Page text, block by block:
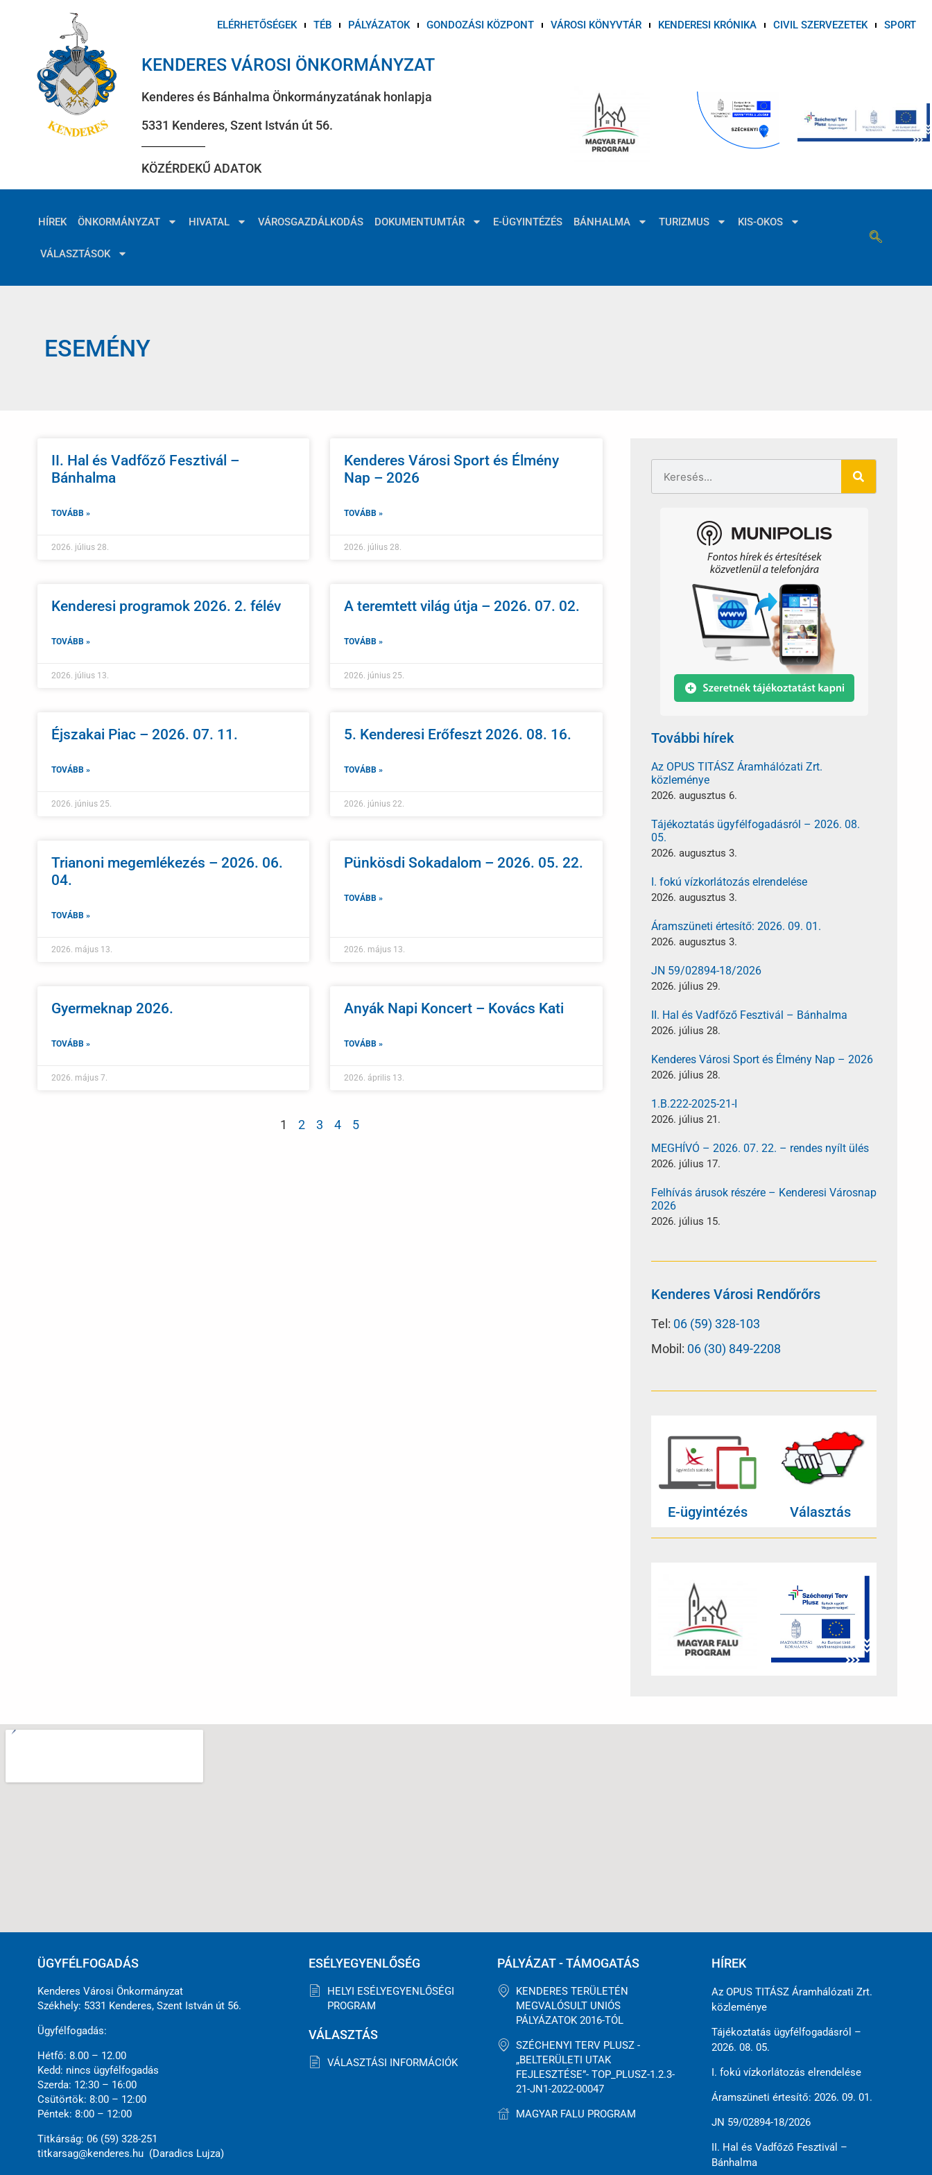
ELÉRHETŐSÉGEK TÉB PÁLYÁZATOK GONDOZÁSI KÖZPONT VÁROSI KÖNYVTÁR KENDERESI KRÓNIKA CIVIL SZERVEZETEK SPORT
KENDERES VÁROSI ÖNKORMÁNYZAT
Kenderes és Bánhalma Önkormányzatának honlapja
5331 Kenderes, Szent István út 56.
KÖZÉRDEKŰ ADATOK
HÍREK ÖNKORMÁNYZAT HIVATAL VÁROSGAZDÁLKODÁS DOKUMENTUMTÁR E-ÜGYINTÉZÉS BÁNHALMA TURIZMUS KIS-OKOS
VÁLASZTÁSOK
ESEMÉNY
II. Hal és Vadfőző Fesztivál –
Bánhalma
TOVÁBB »
2026. július 28.
Kenderes Városi Sport és Élmény
Nap – 2026
TOVÁBB »
2026. július 28.
Kenderesi programok 2026. 2. félév
TOVÁBB »
2026. július 13.
A teremtett világ útja – 2026. 07. 02.
TOVÁBB »
2026. június 25.
Éjszakai Piac – 2026. 07. 11.
TOVÁBB »
2026. június 25.
5. Kenderesi Erőfeszt 2026. 08. 16.
TOVÁBB »
2026. június 22.
Trianoni megemlékezés – 2026. 06.
04.
TOVÁBB »
2026. május 13.
Pünkösdi Sokadalom – 2026. 05. 22.
TOVÁBB »
2026. május 13.
Gyermeknap 2026.
TOVÁBB »
2026. május 7.
Anyák Napi Koncert – Kovács Kati
TOVÁBB »
2026. április 13.
1 2 3 4 5
További hírek
Az OPUS TITÁSZ Áramhálózati Zrt.
közleménye
2026. augusztus 6.
Tájékoztatás ügyfélfogadásról – 2026. 08.
05.
2026. augusztus 3.
I. fokú vízkorlátozás elrendelése
2026. augusztus 3.
Áramszüneti értesítő: 2026. 09. 01.
2026. augusztus 3.
JN 59/02894-18/2026
2026. július 29.
II. Hal és Vadfőző Fesztivál – Bánhalma
2026. július 28.
Kenderes Városi Sport és Élmény Nap – 2026
2026. július 28.
1.B.222-2025-21-I
2026. július 21.
MEGHÍVÓ – 2026. 07. 22. – rendes nyílt ülés
2026. július 17.
Felhívás árusok részére – Kenderesi Városnap
2026
2026. július 15.
Kenderes Városi Rendőrőrs
Tel: 06 (59) 328-103
Mobil: 06 (30) 849-2208
E-ügyintézés Választás
ÜGYFÉLFOGADÁS
Kenderes Városi Önkormányzat
Székhely: 5331 Kenderes, Szent István út 56.
Ügyfélfogadás:
Hétfő: 8.00 – 12.00
Kedd: nincs ügyfélfogadás
Szerda: 12:30 – 16:00
Csütörtök: 8:00 – 12:00
Péntek: 8:00 – 12:00
Titkárság: 06 (59) 328-251
titkarsag@kenderes.hu (Daradics Lujza)
ESÉLYEGYENLŐSÉG
HELYI ESÉLYEGYENLŐSÉGI
PROGRAM
VÁLASZTÁS
VÁLASZTÁSI INFORMÁCIÓK
PÁLYÁZAT - TÁMOGATÁS
KENDERES TERÜLETÉN
MEGVALÓSULT UNIÓS
PÁLYÁZATOK 2016-TÓL
SZÉCHENYI TERV PLUSZ -
„BELTERÜLETI UTAK
FEJLESZTÉSE”- TOP_PLUSZ-1.2.3-
21-JN1-2022-00047
MAGYAR FALU PROGRAM
HÍREK
Az OPUS TITÁSZ Áramhálózati Zrt.
közleménye
Tájékoztatás ügyfélfogadásról –
2026. 08. 05.
I. fokú vízkorlátozás elrendelése
Áramszüneti értesítő: 2026. 09. 01.
JN 59/02894-18/2026
II. Hal és Vadfőző Fesztivál –
Bánhalma